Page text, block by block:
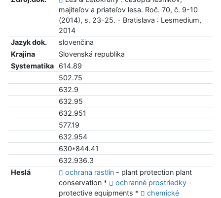
majiteľov a priateľov lesa. Roč. 70, č. 9-10
(2014), s. 23-25. - Bratislava : Lesmedium,
2014
Jazyk dok.
slovenčina
Krajina
Slovenská republika
Systematika
614.89
502.75
632.9
632.95
632.951
577.19
632.954
630*844.41
632.936.3
Heslá
ochrana rastlín- plant protection plant
conservation *
ochranné prostriedky-
protective equipments *
chemické